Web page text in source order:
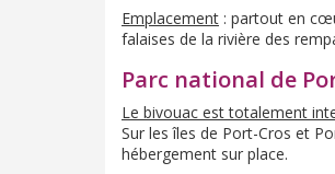
Emplacement : partout en
falaises de la rivière des
Parc national de
Le bivouac est totalement
Sur les îles de Port-Cros et
hébergement sur place.